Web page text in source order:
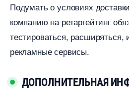
Подумать о условиях
компанию на ретаргейтинг
тестироваться, расширяться,
рекламные сервисы.
ДОПОЛНИТЕЛЬНАЯ